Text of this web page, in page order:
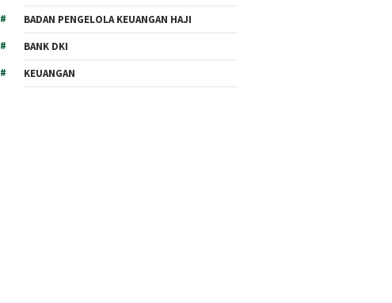
BADAN PENGELOLA KEUANGAN HAJI
BANK DKI
KEUANGAN